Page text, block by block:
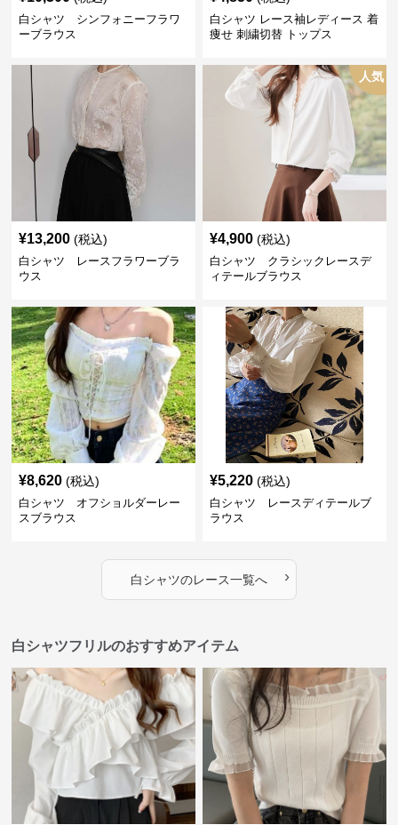
白シャツ シンフォニーフラワ
ーブラウス
白シャツ レース袖レディース 着
痩せ 刺繍切替 トップス
¥13,200 (税込)
白シャツ レースフラワーブラ
ウス
人気
¥4,900 (税込)
白シャツ クラシックレースデ
ィテールブラウス
¥8,620 (税込)
白シャツ オフショルダーレー
スブラウス
¥5,220 (税込)
白シャツ レースディテールブ
ラウス
白シャツのレース一覧へ ›
白シャツフリルのおすすめアイテム